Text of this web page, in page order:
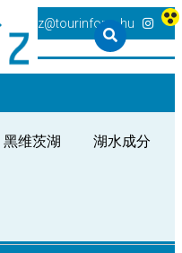
heviz@tourinform.hu
黑维茨湖
湖水成分